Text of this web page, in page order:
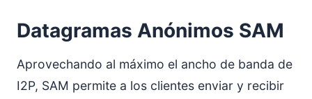
Datagramas Anónimos SAM
Aprovechando al máximo el ancho de banda de
I2P, SAM permite a los clientes enviar y recibir